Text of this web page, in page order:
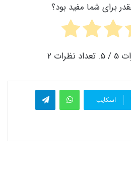
برای شما مفید بود؟
5 / 5. تعداد نظرات 2
اسکایپ
واتس آپ تلگرام